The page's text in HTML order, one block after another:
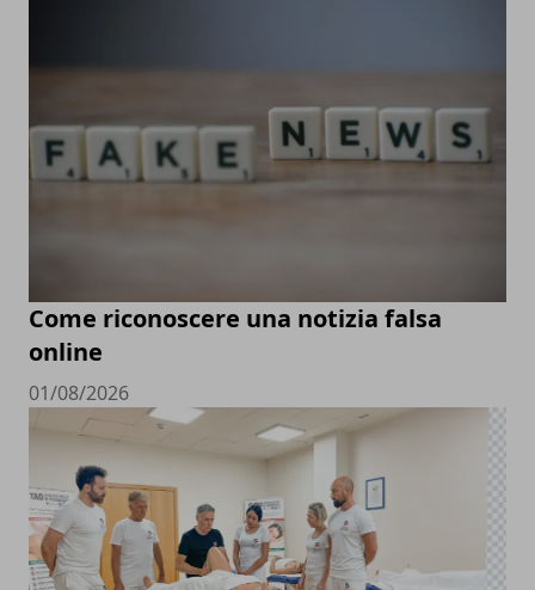
Come riconoscere una notizia falsa
online
01/08/2026